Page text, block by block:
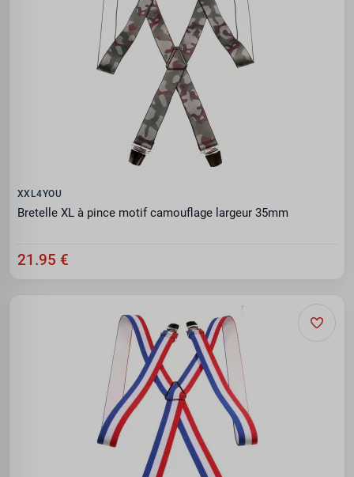
XXL4YOU
Bretelle XL à pince motif camouflage largeur 35mm
21.95 €